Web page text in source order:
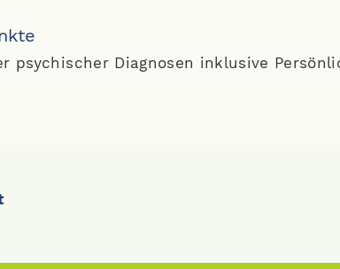
psychischer Diagnosen inklusive